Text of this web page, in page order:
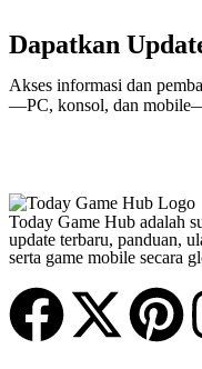
Dapatkan
Akses informasi dan
—PC, konsol, dan
Today Game Hub adalah
update terbaru, panduan,
serta game mobile secara